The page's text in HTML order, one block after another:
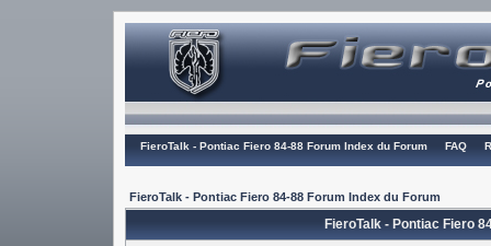
FieroTalk - Pontiac Fiero 84-88 Forum Index du Forum FAQ
FieroTalk - Pontiac Fiero 84-88 Forum Index du Forum
FieroTalk - Pontiac Fiero